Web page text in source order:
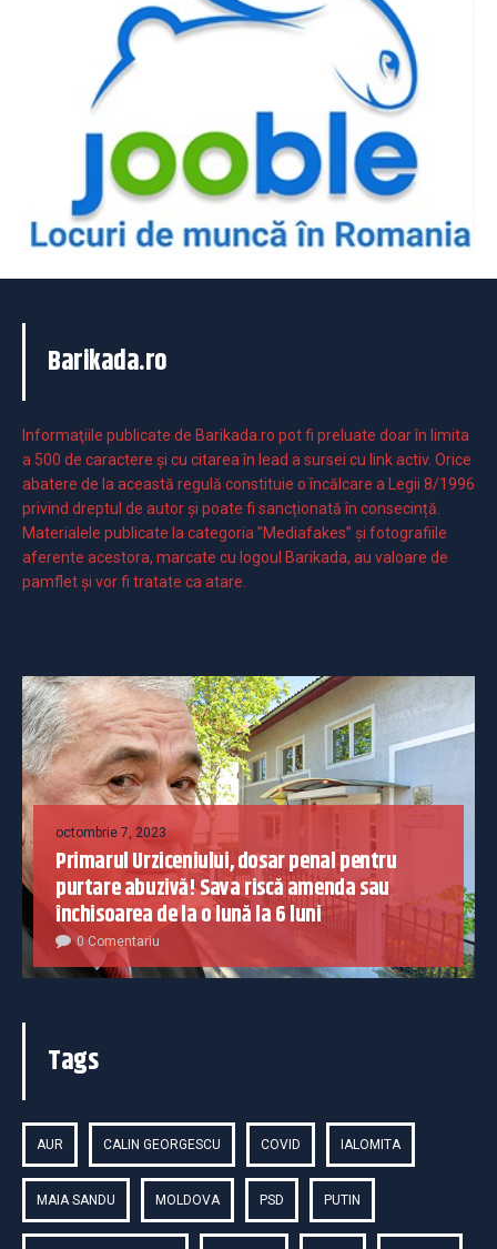
Barikada.ro
Informaţiile publicate de Barikada.ro pot fi preluate doar în limita
a 500 de caractere şi cu citarea în lead a sursei cu link activ. Orice
abatere de la această regulă constituie o încălcare a Legii 8/1996
privind dreptul de autor și poate fi sancționată în consecință.
Materialele publicate la categoria ”Mediafakes” și fotografiile
aferente acestora, marcate cu logoul Barikada, au valoare de
pamflet și vor fi tratate ca atare.
octombrie 7, 2023
Primarul Urziceniului, dosar penal pentru
purtare abuzivă! Sava riscă amenda sau
închisoarea de la o lună la 6 luni
0 Comentariu
Tags
AUR CALIN GEORGESCU COVID IALOMITA
MAIA SANDU MOLDOVA PSD PUTIN